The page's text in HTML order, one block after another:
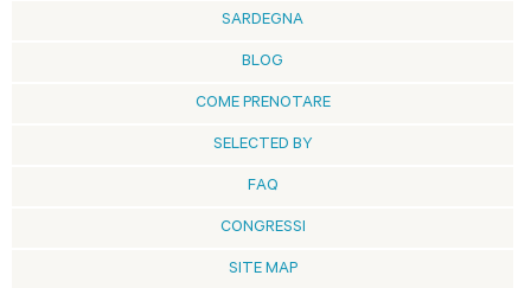
SARDEGNA
BLOG
COME PRENOTARE
SELECTED BY
FAQ
CONGRESSI
SITE MAP